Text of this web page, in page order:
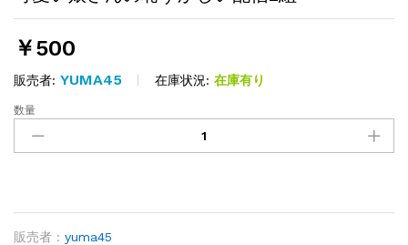
￥500
販売者: YUMA45 在庫状況: 在庫有り
可
い
ん
の
数量
販売者 : yuma45